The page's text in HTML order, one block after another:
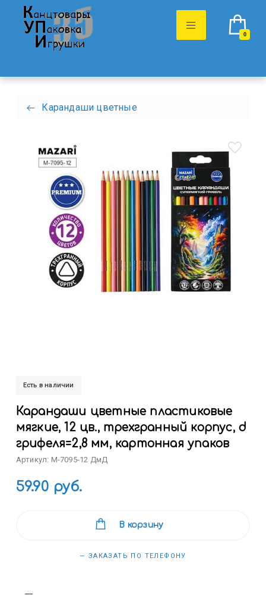
0
Карандаши цветные
Есть в наличии
Карандаши цветные пластиковые
мягкие, 12 цв., трехгранный корпус, d
грифеля=2,8 мм, картонная упаков
Артикул: M-7095-12 ДмД
59.90 руб.
В корзину
— ЗАКАЗАТЬ ПО ТЕЛЕФОНУ